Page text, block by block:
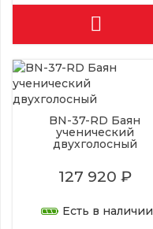
BN-37-RD Баян
ученический
двухголосный
127 920 ₽
Есть в наличии